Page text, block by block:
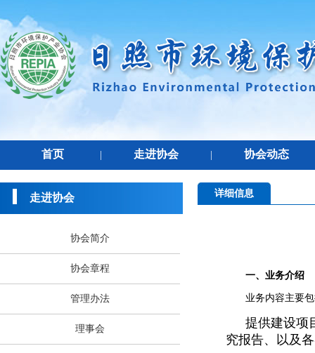
首页 走进协会 协会动态
走进协会
协会简介
协会章程
管理办法
理事会
详细信息
一、业务介绍
业务内容主要
提供建设项
究报告、以及